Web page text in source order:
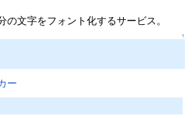
の文字をフォント化するサービス。
↑
ー